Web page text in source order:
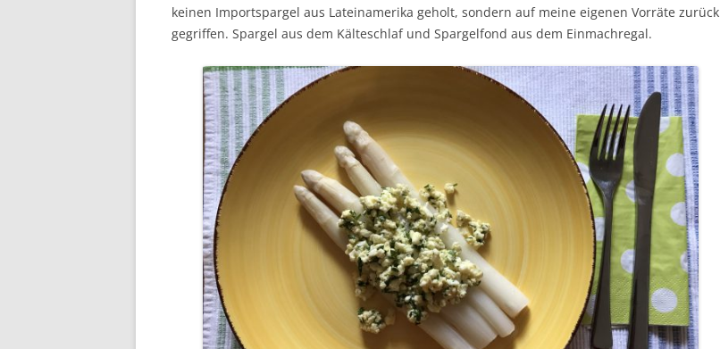
keinen Importspargel aus Lateinamerika geholt, sondern auf meine eigenen Vorräte zurück
gegriffen. Spargel aus dem Kälteschlaf und Spargelfond aus dem Einmachregal.